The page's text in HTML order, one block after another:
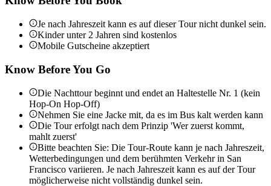
Je nach Jahreszeit kann es auf dieser Tour nicht dunkel sein.
Kinder unter 2 Jahren sind kostenlos
Mobile Gutscheine akzeptiert
Know Before You Go
Die Nachttour beginnt und endet an Haltestelle Nr. 1 (kein
Hop-On Hop-Off)
Nehmen Sie eine Jacke mit, da es im Bus kalt werden kann
Die Tour erfolgt nach dem Prinzip 'Wer zuerst kommt,
mahlt zuerst'
Bitte beachten Sie: Die Tour-Route kann je nach Jahreszeit,
Wetterbedingungen und dem berühmten Verkehr in San
Francisco variieren. Je nach Jahreszeit kann es auf der Tour
möglicherweise nicht vollständig dunkel sein.